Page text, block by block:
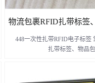
物流包裹RFID扎带标签
带标签-448一次性
448一次性扎带RFID电子标签
扎带标签、物品
D扎带标签